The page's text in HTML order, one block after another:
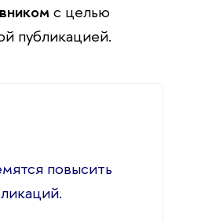
с целью
публикацией.
повысить